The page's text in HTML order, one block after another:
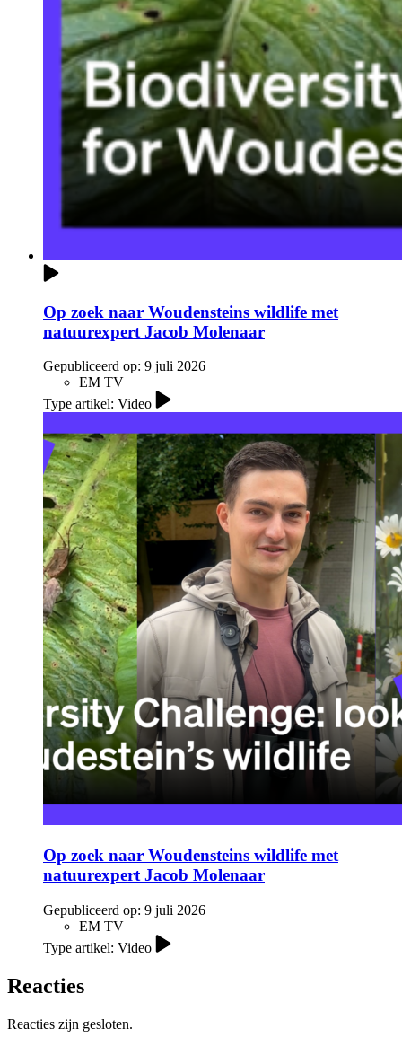
Op zoek naar Woudensteins wildlife met
natuurexpert Jacob Molenaar
Gepubliceerd op: 9 juli 2026
EM TV
Type artikel: Video
Op zoek naar Woudensteins wildlife met
natuurexpert Jacob Molenaar
Gepubliceerd op: 9 juli 2026
EM TV
Type artikel: Video
Reacties
Reacties zijn gesloten.